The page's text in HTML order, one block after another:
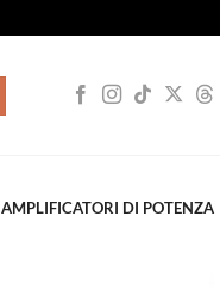
AMPLIFICATORI DI POTENZA